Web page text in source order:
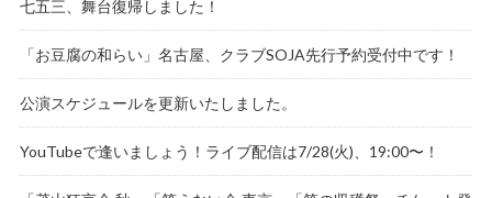
七五三、舞台復帰しました！
「お豆腐の和らい」名古屋、クラブSOJA先行予約受付中です！
公演スケジュールを更新いたしました。
YouTubeで逢いましょう！ライブ配信は7/28(火)、19:00〜！